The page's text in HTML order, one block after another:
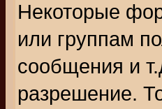
Некоторые
или группам
сообщения и
разрешение.